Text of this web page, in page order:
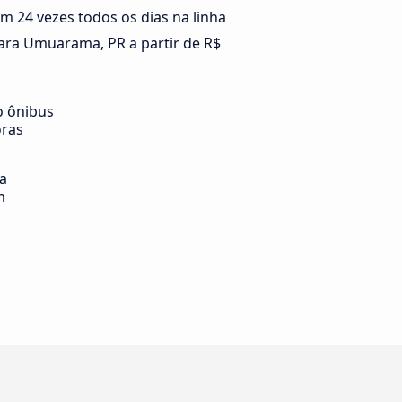
24 vezes todos os dias na linha
Umuarama, PR a partir de R$
ônibus